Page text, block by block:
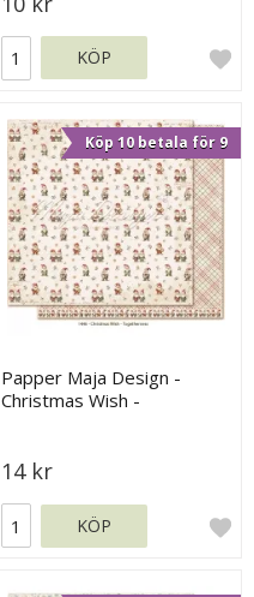
KÖP
Köp 10 betala för 9
Papper Maja Design -
Christmas Wish -
14 kr
KÖP